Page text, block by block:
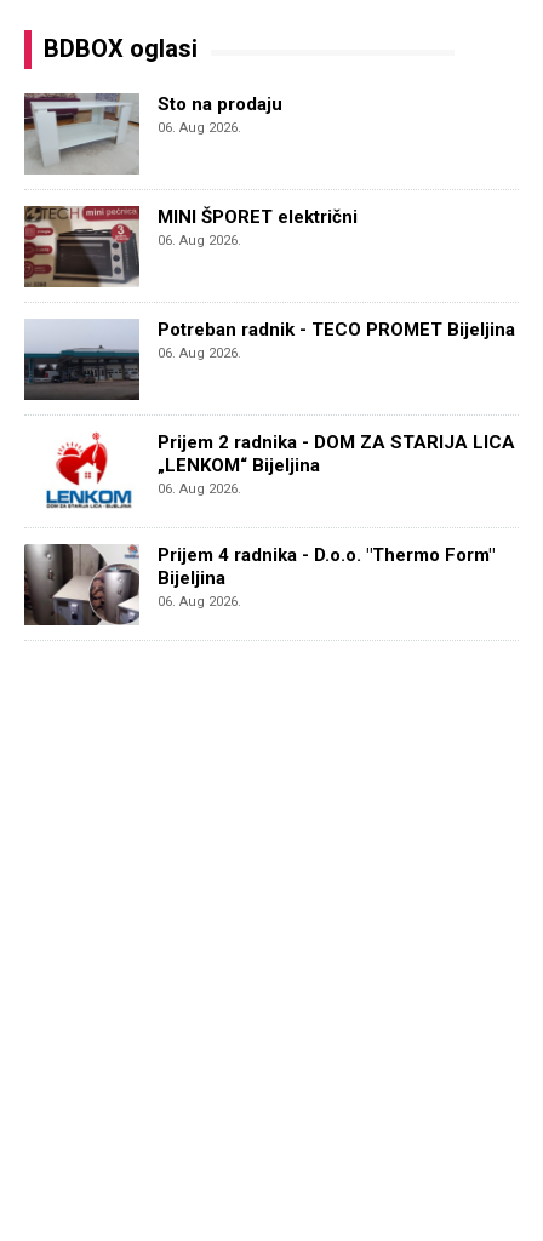
BDBOX oglasi
Sto na prodaju
06. Aug 2026.
MINI ŠPORET električni
06. Aug 2026.
Potreban radnik - TECO PROMET Bijeljina
06. Aug 2026.
Prijem 2 radnika - DOM ZA STARIJA LICA
„LENKOM“ Bijeljina
06. Aug 2026.
Prijem 4 radnika - D.o.o. "Thermo Form"
Bijeljina
06. Aug 2026.